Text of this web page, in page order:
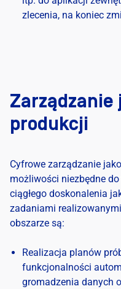
zlecenia, na koniec
Zarządzanie
produkcji
Cyfrowe zarządzanie
możliwości niezbędne
ciągłego doskonalenia
zadaniami
obszarze są:
Realizacja planów
funkcjonalności
gromadzenia danych